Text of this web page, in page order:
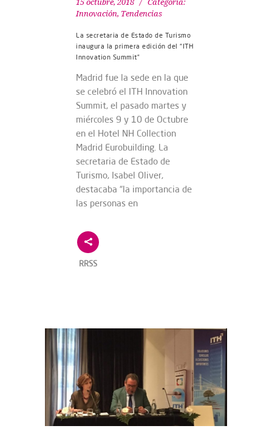
15 octubre, 2018
Categoría:
Innovación, Tendencias
La secretaria de Estado de Turismo
inaugura la primera edición del “ITH
Innovation Summit”
Madrid fue la sede en la que
se celebró el ITH Innovation
Summit, el pasado martes y
miércoles 9 y 10 de Octubre
en el Hotel NH Collection
Madrid Eurobuilding. La
secretaria de Estado de
Turismo, Isabel Oliver,
destacaba “la importancia de
las personas en
RRSS